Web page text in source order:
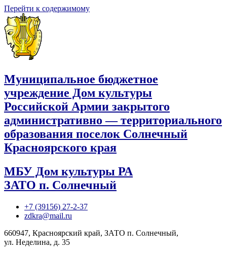
Перейти к содержимому
Муниципальное бюджетное
учреждение Дом культуры
Российской Армии закрытого
административно — территориального
образования поселок Солнечный
Красноярского края
МБУ Дом культуры РА
ЗАТО п. Солнечный
+7 (39156) 27-2-37
zdkra@mail.ru
660947, Красноярский край, ЗАТО п. Солнечный,
ул. Неделина, д. 35